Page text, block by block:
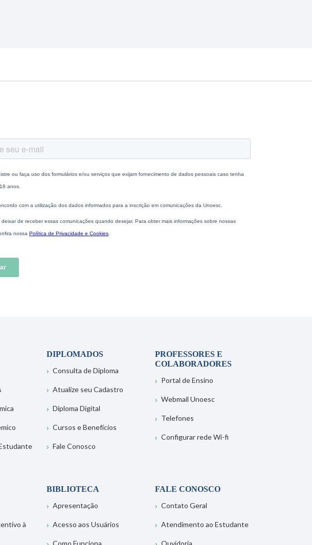
DIPLOMADOS
Consulta de Diploma
Atualize seu Cadastro
Diploma Digital
Cursos e Benefícios
Fale Conosco
PROFESSORES E
COLABORADORES
Portal de Ensino
Webmail Unoesc
Telefones
Configurar rede Wi-fi
à
BIBLIOTECA
Apresentação
Acesso aos Usuários
Como Funciona
FALE CONOSCO
Contato Geral
Atendimento ao Estudante
Ouvidoria